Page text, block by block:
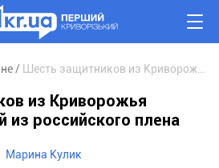
из Криворожья
из российского плена
Марина Кулик